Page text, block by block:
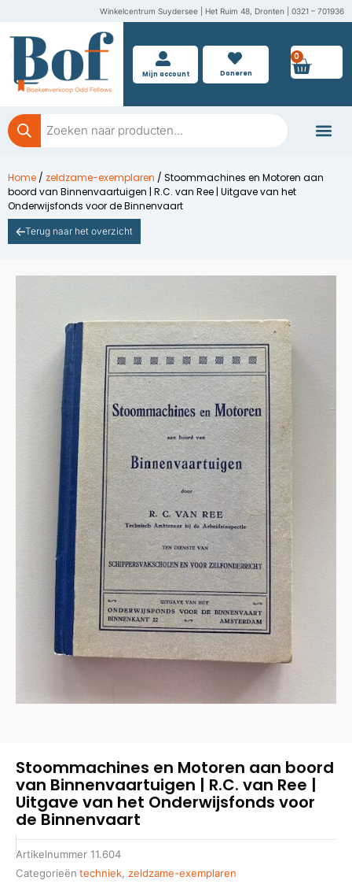
inhoud
Winkelcentrum Suydersee | Het Ruim 48, Dronten | 0321 – 701936
Mijn account Doneren
0
Producten
zoeken
Home / zeldzame-exemplaren / Stoommachines en Motoren aan
boord van Binnenvaartuigen | R.C. van Ree | Uitgave van het
Onderwijsfonds voor de Binnenvaart
Terug naar het overzicht
Stoommachines en Motoren aan boord
van Binnenvaartuigen | R.C. van Ree |
Uitgave van het Onderwijsfonds voor
de Binnenvaart
Artikelnummer 11.604
Categorieën techniek zeldzame-exemplaren